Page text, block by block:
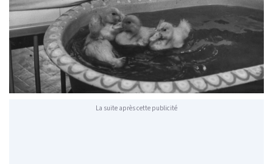
La suite après cette publicité